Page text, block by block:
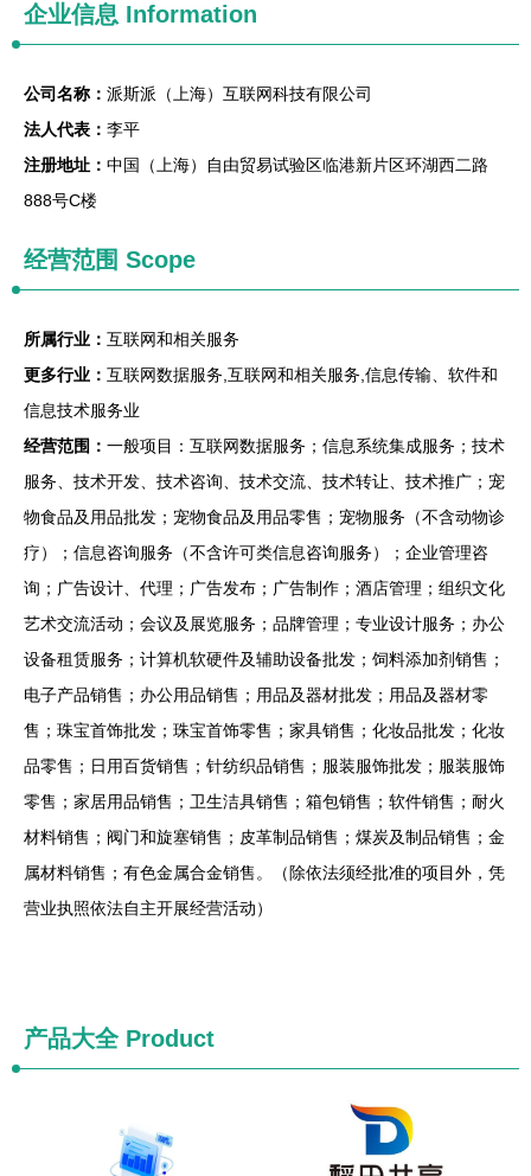
企业信息 Information
公司名称： 派斯派（上海）互联网科技有限公司
法人代表： 李平
注册地址： 中国（上海）自由贸易试验区临港新片区环湖西二路
888号C楼
经营范围 Scope
所属行业： 互联网和相关服务
更多行业： 互联网数据服务,互联网和相关服务,信息传输、软件和
信息技术服务业
经营范围： 一般项目：互联网数据服务；信息系统集成服务；技术
服务、技术开发、技术咨询、技术交流、技术转让、技术推广；宠
物食品及用品批发；宠物食品及用品零售；宠物服务（不含动物诊
疗）；信息咨询服务（不含许可类信息咨询服务）；企业管理咨
询；广告设计、代理；广告发布；广告制作；酒店管理；组织文化
艺术交流活动；会议及展览服务；品牌管理；专业设计服务；办公
设备租赁服务；计算机软硬件及辅助设备批发；饲料添加剂销售；
电子产品销售；办公用品销售；用品及器材批发；用品及器材零
售；珠宝首饰批发；珠宝首饰零售；家具销售；化妆品批发；化妆
品零售；日用百货销售；针纺织品销售；服装服饰批发；服装服饰
零售；家居用品销售；卫生洁具销售；箱包销售；软件销售；耐火
材料销售；阀门和旋塞销售；皮革制品销售；煤炭及制品销售；金
属材料销售；有色金属合金销售。（除依法须经批准的项目外，凭
营业执照依法自主开展经营活动）
产品大全Product